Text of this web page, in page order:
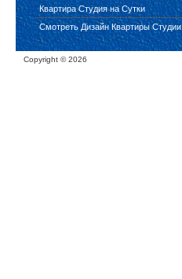
Квартира Студия на Сутки
Смотреть Дизайн Квартиры Студии
Copyright ©2026